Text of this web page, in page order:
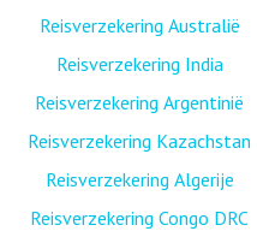
Reisverzekering Australië
Reisverzekering India
Reisverzekering Argentinië
Reisverzekering Kazachstan
Reisverzekering Algerije
Reisverzekering Congo DRC